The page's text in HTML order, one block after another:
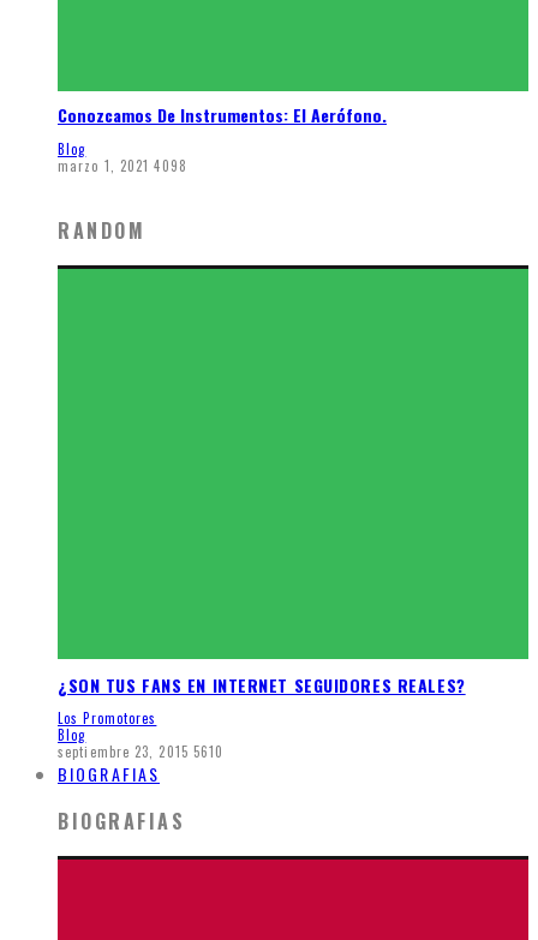
Conozcamos De Instrumentos: El Aerófono.
Blog
marzo 1, 2021 4098
RANDOM
¿SON TUS FANS EN INTERNET SEGUIDORES REALES?
Los Promotores
Blog
septiembre 23, 2015 5610
BIOGRAFIAS
BIOGRAFIAS